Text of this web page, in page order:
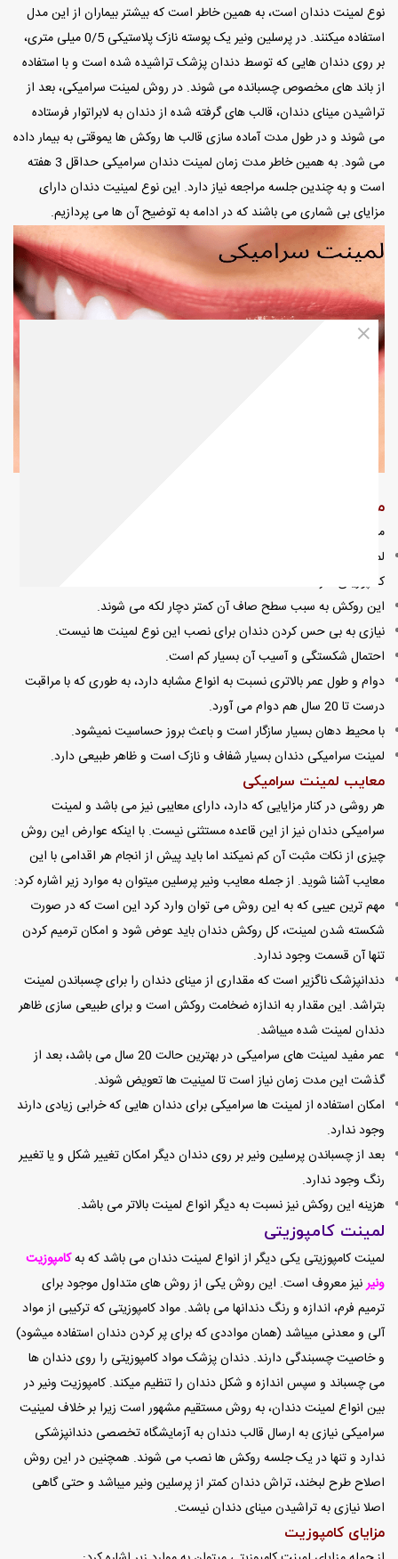
نوع لمینت دندان است، به همین خاطر است که بیشتر بیماران از این مدل
استفاده میکنند. در پرسلین ونیر یک پوسته نازک پلاستیکی 0/5 میلی متری،
بر روی دندان هایی که توسط دندان پزشک تراشیده شده است و با استفاده
از باند های مخصوص چسبانده می شوند. در روش لمینت سرامیکی، بعد از
تراشیدن مینای دندان، قالب های گرفته شده از دندان به لابراتوار فرستاده
می شوند و در طول مدت آماده سازی قالب ها روکش ها یموقتی به بیمار داده
می شود. به همین خاطر مدت زمان لمینت دندان سرامیکی حداقل 3 هفته
است و به چندین جلسه مراجعه نیاز دارد. این نوع لمینیت دندان دارای
مزایای بی شماری می باشند که در ادامه به توضیح آن ها می پردازیم.
مزایای لمینت سرامیکی
مهم ترین مزایای
لمینت های سرامیکی استحکام و ثبات بیش تری نسبت به لمینت های
کامپوزیتی دارند
این روکش به سبب سطح صاف آن کمتر دچار لکه می شوند.
نیازی به بی حس کردن دندان برای نصب این نوع لمینت ها نیست.
احتمال شکستگی و آسیب آن بسیار کم است.
دوام و طول عمر بالاتری نسبت به انواع مشابه دارد، به طوری که با مراقبت
درست تا 20 سال هم دوام می آورد.
با محیط دهان بسیار سازگار است و باعث بروز حساسیت نمیشود.
لمینت سرامیکی دندان بسیار شفاف و نازک است و ظاهر طبیعی دارد.
معایب لمینت سرامیکی
هر روشی در کنار مزایایی که دارد، دارای معایبی نیز می باشد و لمینت
سرامیکی دندان نیز از این قاعده مستثنی نیست. با اینکه عوارض این روش
چیزی از نکات مثبت آن کم نمیکند اما باید پیش از انجام هر اقدامی با این
معایب آشنا شوید. از جمله معایب ونیر پرسلین میتوان به موارد زیر اشاره کرد:
مهم ترین عیبی که به این روش می توان وارد کرد این است که در صورت
شکسته شدن لمینت، کل روکش دندان باید عوض شود و امکان ترمیم کردن
تنها آن قسمت وجود ندارد.
دندانپزشک ناگزیر است که مقداری از مینای دندان را برای چسباندن لمینت
بتراشد. این مقدار به اندازه ضخامت روکش است و برای طبیعی سازی ظاهر
دندان لمینت شده میباشد.
عمر مفید لمینت های سرامیکی در بهترین حالت 20 سال می باشد، بعد از
گذشت این مدت زمان نیاز است تا لمینیت ها تعویض شوند.
امکان استفاده از لمینت ها سرامیکی برای دندان هایی که خرابی زیادی دارند
وجود ندارد.
بعد از چسباندن پرسلین ونیر بر روی دندان دیگر امکان تغییر شکل و یا تغییر
رنگ وجود ندارد.
هزینه این روکش نیز نسبت به دیگر انواع لمینت بالاتر می باشد.
لمینت کامپوزیتی
لمینت کامپوزیتی یکی دیگر از انواع لمینت دندان می باشد که بهکامپوزیت
ونیرنیز معروف است. این روش یکی از روش های متداول موجود برای
ترمیم فرم، اندازه و رنگ دندانها می باشد. مواد کامپوزیتی که ترکیبی از مواد
آلی و معدنی میباشد (همان مواددی که برای پر کردن دندان استفاده میشود)
و خاصیت چسبندگی دارند. دندان پزشک مواد کامپوزیتی را روی دندان ها
می چسباند و سپس اندازه و شکل دندان را تنظیم میکند. کامپوزیت ونیر در
بین انواع لمینت دندان، به روش مستقیم مشهور است زیرا بر خلاف لمینیت
سرامیکی نیازی به ارسال قالب دندان به آزمایشگاه تخصصی دندانپزشکی
ندارد و تنها در یک جلسه روکش ها نصب می شوند. همچنین در این روش
اصلاح طرح لبخند، تراش دندان کمتر از پرسلین ونیر میباشد و حتی گاهی
اصلا نیازی به تراشیدن مینای دندان نیست.
مزایای کامپوزیت